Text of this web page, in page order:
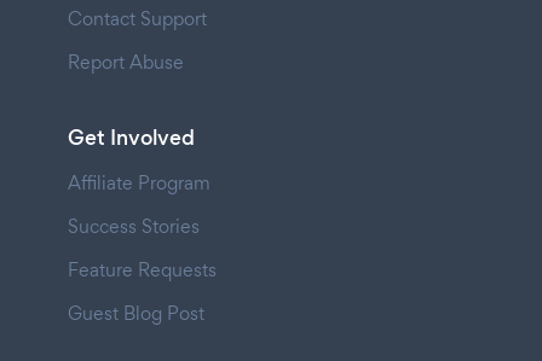
Contact Support
Report Abuse
Get Involved
Affiliate Program
Success Stories
Feature Requests
Guest Blog Post